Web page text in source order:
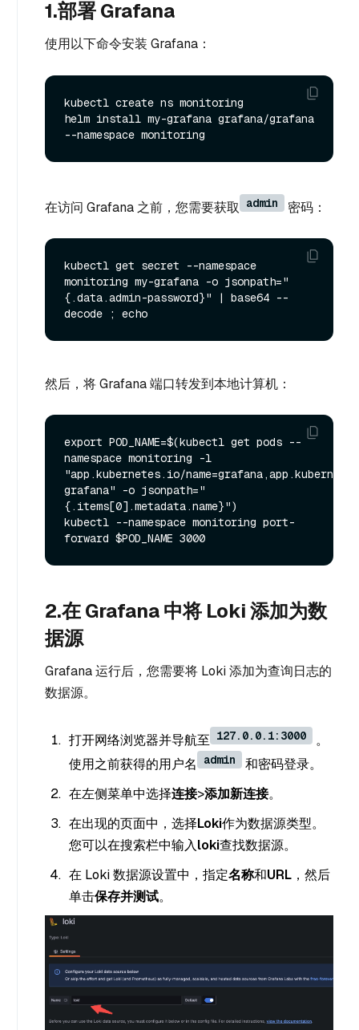
1.部署 Grafana
使用以下命令安装 Grafana：
kubectl create ns monitoring
helm install my-grafana grafana/grafana
在访问 Grafana 之前，您需要获取 admin 密码：
kubectl get secret --namespace
monitoring my-grafana -o jsonpath="
{.data.admin-password}" | base64 --
然后，将 Grafana 端口转发到本地计算机：
export POD_NAME=$(kubectl get pods --
namespace monitoring -l
"app.kubernetes.io/
grafana" -o jsonpath="
{.items[0].metadata.name}")
kubectl --namespace monitoring port-
2.在 Grafana 中将 Loki 添加为数
据源
Grafana 运行后，您需要将 Loki 添加为查询日志的
数据源。
打开网络浏览器并导航至 127.0.0.1:3000
。
使用之前获得的用户名
admin
和密码登录。
在左侧菜单中选择连接>添加新连接。
在出现的页面中，选择Loki作为数据源类型。
您可以在搜索栏中输入loki查找数据源。
在 Loki 数据源设置中，指定名称和URL ，然后
单击保存并测试。